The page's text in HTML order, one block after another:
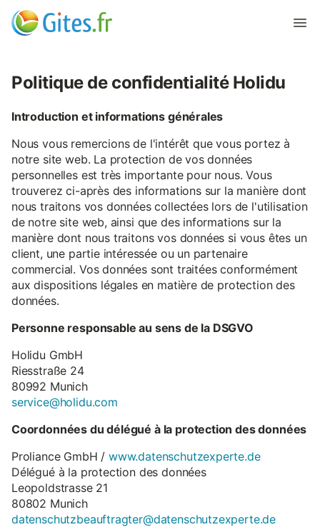
Politique de confidentialité Holidu
Introduction et informations générales
Nous vous remercions de l'intérêt que vous portez à
notre site web. La protection de vos données
personnelles est très importante pour nous. Vous
trouverez ci-après des informations sur la manière dont
nous traitons vos données collectées lors de l'utilisation
de notre site web, ainsi que des informations sur la
manière dont nous traitons vos données si vous êtes un
client, une partie intéressée ou un partenaire
commercial. Vos données sont traitées conformément
aux dispositions légales en matière de protection des
données.
Personne responsable au sens de la DSGVO
Holidu GmbH
Riesstraße 24
80992 Munich
service@holidu.com
Coordonnées du délégué à la protection des données
Proliance GmbH /www.datenschutzexperte.de
Délégué à la protection des données
Leopoldstrasse 21
80802 Munich
datenschutzbeauftragter@datenschutzexperte.de